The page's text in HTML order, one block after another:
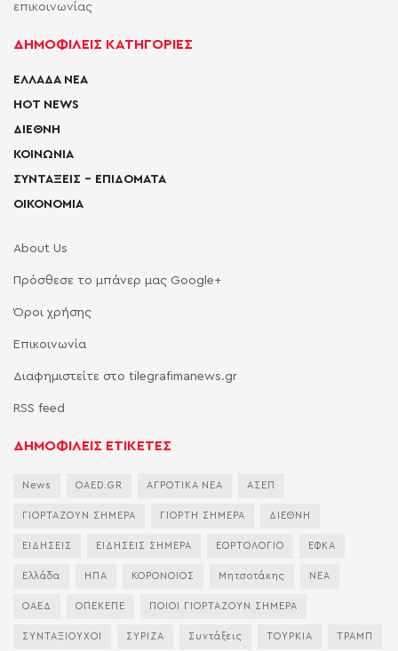
επικοινωνίας
ΔΗΜΟΦΙΛΕΙΣ ΚΑΤΗΓΟΡΙΕΣ
ΕΛΛΑΔΑ ΝΕΑ
HOT NEWS
ΔΙΕΘΝΗ
ΚΟΙΝΩΝΙΑ
ΣΥΝΤΑΞΕΙΣ – ΕΠΙΔΟΜΑΤΑ
ΟΙΚΟΝΟΜΙΑ
About Us
Πρόσθεσε το μπάνερ μας Google+
Όροι χρήσης
Επικοινωνία
Διαφημιστείτε στο tilegrafimanews.gr
RSS feed
ΔΗΜΟΦΙΛΕΙΣ ΕΤΙΚΕΤΕΣ
News OAED.GR ΑΓΡΟΤΙΚΑ ΝΕΑ ΑΣΕΠ
ΓΙΟΡΤΑΖΟΥΝ ΣΗΜΕΡΑ ΓΙΟΡΤΗ ΣΗΜΕΡΑ ΔΙΕΘΝΗ
ΕΙΔΗΣΕΙΣ ΕΙΔΗΣΕΙΣ ΣΗΜΕΡΑ ΕΟΡΤΟΛΟΓΙΟ ΕΦΚΑ
Ελλάδα ΗΠΑ ΚΟΡΟΝΟΙΟΣ Μητσοτάκης ΝΕΑ
ΟΑΕΔ ΟΠΕΚΕΠΕ ΠΟΙΟΙ ΓΙΟΡΤΑΖΟΥΝ ΣΗΜΕΡΑ
ΣΥΝΤΑΞΙΟΥΧΟΙ ΣΥΡΙΖΑ Συντάξεις ΤΟΥΡΚΙΑ ΤΡΑΜΠ